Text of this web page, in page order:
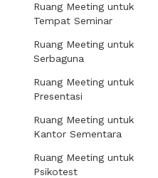
Ruang Meeting untuk
Tempat Seminar
Ruang Meeting untuk
Serbaguna
Ruang Meeting untuk
Presentasi
Ruang Meeting untuk
Kantor Sementara
Ruang Meeting untuk
Psikotest